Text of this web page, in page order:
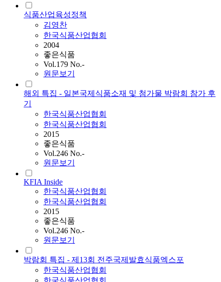
식품산업육성정책
김영찬
한국식품산업협회
2004
좋은식품
Vol.179 No.-
원문보기
해외 특집 - 일본국제식품소재 및 첨가물 박람회 참가 후
기
한국식품산업협회
한국식품산업협회
2015
좋은식품
Vol.246 No.-
원문보기
KFIA Inside
한국식품산업협회
한국식품산업협회
2015
좋은식품
Vol.246 No.-
원문보기
박람회 특집 - 제13회 전주국제발효식품엑스포
한국식품산업협회